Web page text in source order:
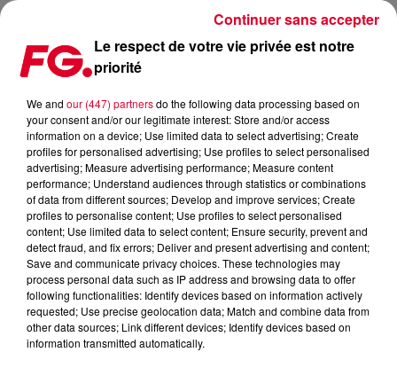
TRIBALTECH EVOLUTION
Publié : 11 septembre 2015 à 8h01 par La rédaction
Le respect de votre vie privée est notre
priorité
We and our (447) partnersdo the following data processing based on
your consent and/or our legitimate interest: Store and/or access
information on a device; Use limited data to select advertising; Create
profiles for personalised advertising; Use profiles to select personalised
advertising; Measure advertising performance; Measure content
performance; Understand audiences through statistics or combinations
of data from different sources; Develop and improve services; Create
profiles to personalise content; Use profiles to select personalised
content; Use limited data to select content; Ensure security, prevent and
detect fraud, and fix errors; Deliver and present advertising and content;
Save and communicate privacy choices. These technologies may
process personal data such as IP address and browsing data to offer
following functionalities: Identify devices based on information actively
requested; Use precise geolocation data; Match and combine data from
other data sources; Link different devices; Identify devices based on
information transmitted automatically.
Continuer sans accepter